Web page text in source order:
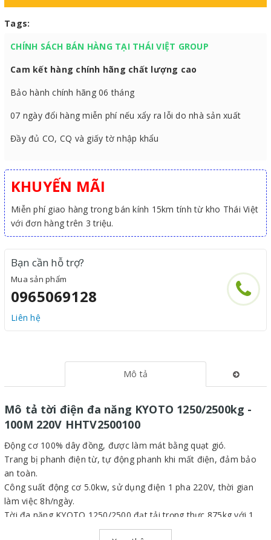
Tags:
CHÍNH SÁCH BÁN HÀNG TẠI THÁI VIỆT GROUP
Cam kết hàng chính hãng chất lượng cao
Bảo hành chính hãng 06 tháng
07 ngày đổi hàng miễn phí nếu xẩy ra lỗi do nhà sản xuất
Đầy đủ CO, CQ và giấy tờ nhập khẩu
KHUYẾN MÃI
Miễn phí giao hàng trong bán kính 15km tính từ kho Thái Việt
với đơn hàng trên 3 triệu.
Bạn cần hỗ trợ?
Mua sản phẩm
0965069128
Liên hệ
Mô tả
Mô tả tời điện đa năng KYOTO 1250/2500kg -
100M 220V HHTV2500100
Động cơ 100% dây đồng, được làm mát bằng quạt gió.
Trang bị phanh điện từ, tự động phanh khi mất điện, đảm bảo
an toàn.
Công suất động cơ 5.0kw, sử dụng điện 1 pha 220V, thời gian
làm việc 8h/ngày.
Tời đa năng KYOTO 1250/2500 đạt tải trọng thực 875kg với 1
cáp và 1750kg với 2 cáp.